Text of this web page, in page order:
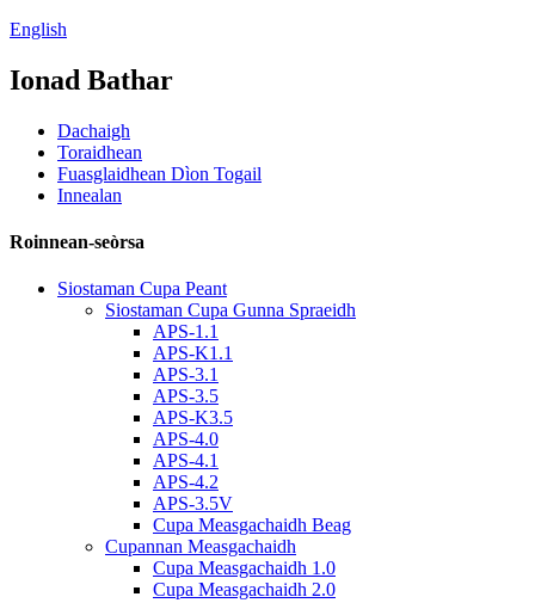
English
Ionad Bathar
Dachaigh
Toraidhean
Fuasglaidhean Dìon Togail
Innealan
Roinnean-seòrsa
Siostaman Cupa Peant
Siostaman Cupa Gunna Spraeidh
APS-1.1
APS-K1.1
APS-3.1
APS-3.5
APS-K3.5
APS-4.0
APS-4.1
APS-4.2
APS-3.5V
Cupa Measgachaidh Beag
Cupannan Measgachaidh
Cupa Measgachaidh 1.0
Cupa Measgachaidh 2.0